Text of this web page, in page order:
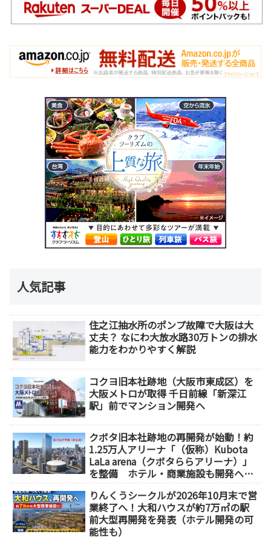
人気記事
住之江抽水所のポンプ故障で大阪は大
丈夫？ なにわ大放水路30万トンの排水
能力をわかりやすく解説
コクヨ旧本社跡地（大阪市東成区）を
大阪メトロが取得 千日前線「新深江
駅」前でマンション開発へ
クボタ旧本社跡地の再開発が始動！約
1.25万人アリーナ「（仮称）Kubota
LaLa arena（クボタららアリーナ）」
を整備 ホテル・商業施設も開発へ
りんくうシークルが2026年10月末で営
業終了へ！大和ハウスが約7万㎡の駅
前大型再開発を発表（ホテル開発の可
能性も）